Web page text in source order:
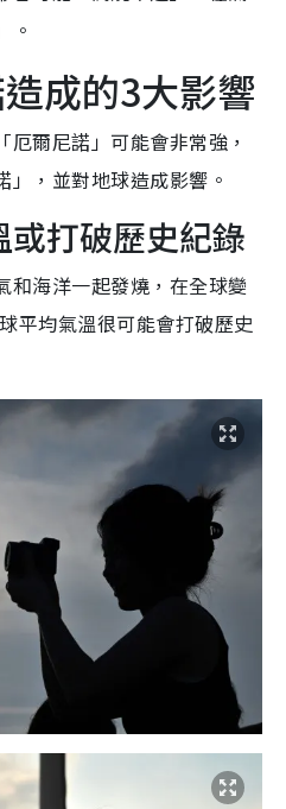
。
成的3大影響
爾尼諾」可能會非常強，
」，並對地球造成影響。
或打破歷史紀錄
和海洋一起發燒，在全球變
平均氣溫很可能會打破歷史